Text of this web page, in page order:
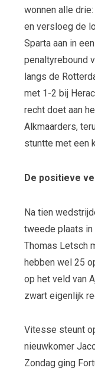
wonnen alle
en versloeg de
Sparta aan in
penaltyrebound
langs de
met 1-2 bij
recht doet aan
Alkmaarders,
stuntte met een
De positieve
Na tien
tweede plaats in
Thomas Letsch
hebben wel 25
op het veld van
zwart eigenlijk
Vitesse steunt
nieuwkomer
Zondag ging